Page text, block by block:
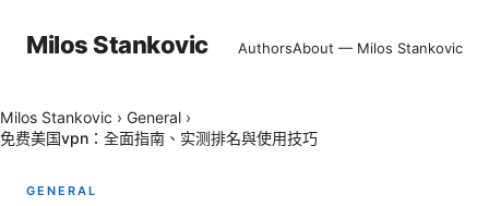
Milos Stankovic AuthorsAbout — Milos Stankovic
Milos Stankovic › General ›
免费美国vpn：全面指南、实测排名與使用技巧
GENERAL